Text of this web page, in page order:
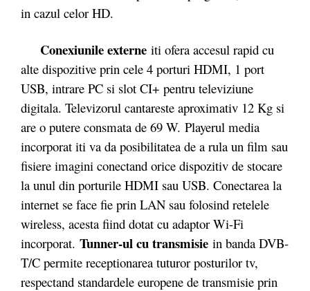
in cazul celor HD.
Conexiunile externe iti ofera accesul rapid cu
alte dispozitive prin cele 4 porturi HDMI, 1 port
USB, intrare PC si slot CI+ pentru televiziune
digitala. Televizorul cantareste aproximativ 12 Kg si
are o putere consmata de 69 W. Playerul media
incorporat iti va da posibilitatea de a rula un film sau
fisiere imagini conectand orice dispozitiv de stocare
la unul din porturile HDMI sau USB. Conectarea la
internet se face fie prin LAN sau folosind retelele
wireless, acesta fiind dotat cu adaptor Wi-Fi
incorporat. Tunner-ul cu transmisie in banda DVB-
T/C permite receptionarea tuturor posturilor tv,
respectand standardele europene de transmisie prin